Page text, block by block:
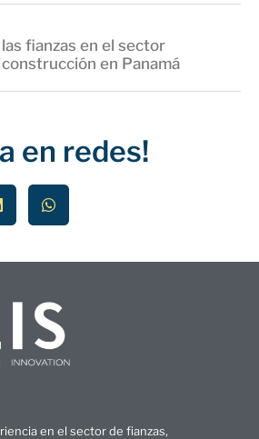
fianzas en el sector
en Panamá
en redes!
en el sector de fianzas,